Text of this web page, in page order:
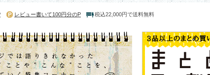
レビュー書いて100円分のP 税込22,000円で送料無料